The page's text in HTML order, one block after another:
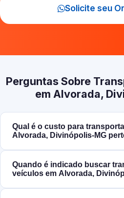
Solicite seu
Perguntas Sobre
em Alvorada,
Qual é o custo para
Alvorada, Divinópolis‑MG
Quando é indicado buscar
veículos em Alvorada,